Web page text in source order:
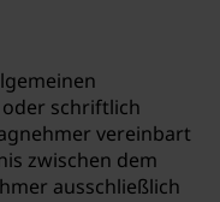
schriftlich
vereinbart
zwischen dem
ausschließlich